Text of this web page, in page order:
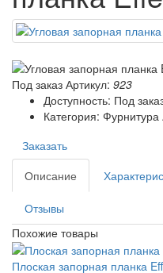
Под заказ Артикул: 923
Доступность: Под
Категория: Фурнитура
Заказать
Описание
Отзывы
Похожие товары
Плоская запорная планка